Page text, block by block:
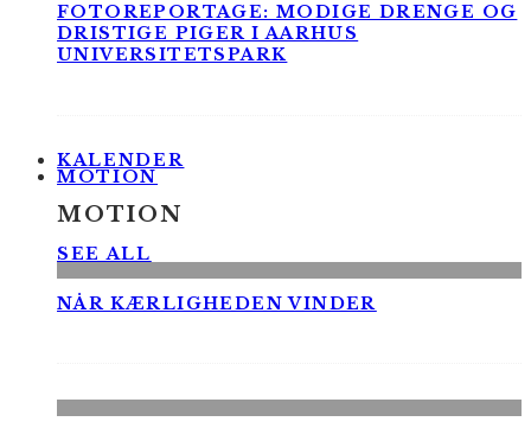
FOTOREPORTAGE: MODIGE DRENGE OG
DRISTIGE PIGER I AARHUS
UNIVERSITETSPARK
KALENDER
MOTION
MOTION
SEE ALL
NÅR KÆRLIGHEDEN VINDER